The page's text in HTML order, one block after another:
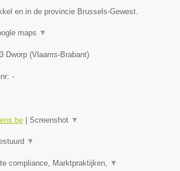
en in de provincie Brussels-Gewest.
maps ▼
Dworp(Vlaams-Brabant)
-
| Screenshot ▼
▼
compliance, Marktpraktijken, ▼